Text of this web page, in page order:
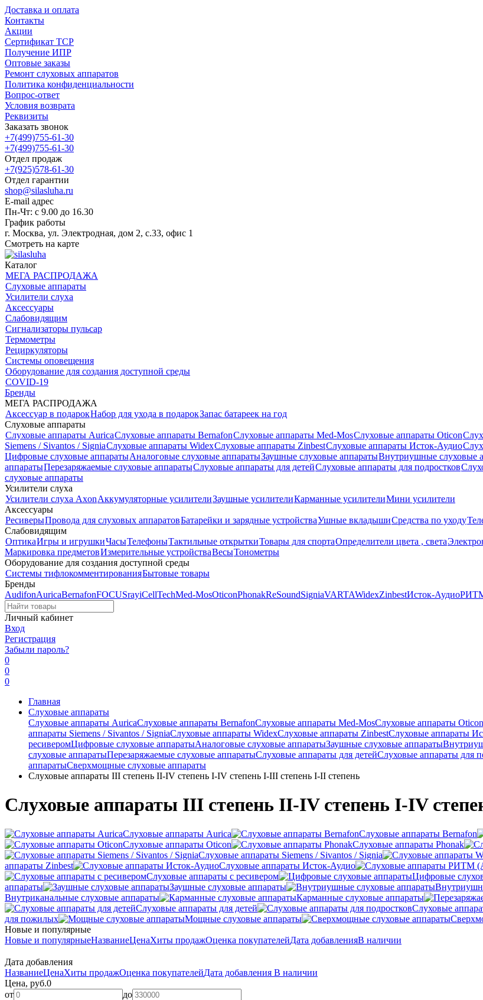
Доставка и оплата
Контакты
Акции
Сертификат ТСР
Получение ИПР
Оптовые заказы
Ремонт слуховых аппаратов
Политика конфиденциальности
Вопрос-ответ
Условия возврата
Реквизиты
Заказать звонок
+7(499)755-61-30
+7(499)755-61-30
Отдел продаж
+7(925)578-61-30
Отдел гарантии
shop@silasluha.ru
E-mail адрес
Пн-Чт: с 9.00 до 16.30
График работы
г. Москва, ул. Электродная, дом 2, с.33, офис 1
Смотреть на карте
Каталог
МЕГА РАСПРОДАЖА
Слуховые аппараты
Усилители слуха
Аксессуары
Слабовидящим
Сигнализаторы пульсар
Термометры
Рециркуляторы
Cистемы оповещения
Оборудование для создания доступной среды
COVID-19
Бренды
МЕГА РАСПРОДАЖА
Аксессуар в подарокНабор для ухода в подарокЗапас батареек на год
Слуховые аппараты
Слуховые аппараты AuricaСлуховые аппараты BernafonСлуховые аппараты Med-MosСлуховые аппараты Oticon
Siemens / Sivantos / SigniaСлуховые аппараты WidexСлуховые аппараты ZinbestСлуховые аппараты Исток-Аудио
Цифровые слуховые аппаратыАналоговые слуховые аппаратыЗаушные слуховые аппаратыВнутриушные слуховые
аппаратыПерезаряжаемые слуховые аппаратыСлуховые аппараты для детейСлуховые аппараты для подростков
слуховые аппараты
Усилители слуха
Усилители слуха AxonАккумуляторные усилителиЗаушные усилителиКарманные усилителиМини усилители
Аксессуары
РесиверыПровода для слуховых аппаратовБатарейки и зарядные устройстваУшные вкладышиСредства по уходу
Слабовидящим
ОптикаИгры и игрушкиЧасыТелефоныТактильные открыткиТовары для спортаОпределители цвета , света
Маркировка предметовИзмерительные устройстваВесыТонометры
Оборудование для создания доступной среды
Системы тифлокомментированияБытовые товары
Бренды
AudifonAuricaBernafonFOCUSrayiCellTechMed-MosOticonPhonakReSoundSigniaVARTAWidexZinbestИсток-Аудио
Личный кабинет
Вход
Регистрация
Забыли пароль?
0
0
0
Главная
Слуховые аппараты
Слуховые аппараты AuricaСлуховые аппараты BernafonСлуховые аппараты Med-MosСлуховые аппараты Oticon
аппараты Siemens / Sivantos / SigniaСлуховые аппараты WidexСлуховые аппараты ZinbestСлуховые аппараты
ресиверомЦифровые слуховые аппаратыАналоговые слуховые аппаратыЗаушные слуховые аппараты
слуховые аппаратыПерезаряжаемые слуховые аппаратыСлуховые аппараты для детейСлуховые аппараты для
аппаратыСверхмощные слуховые аппараты
Слуховые аппараты III степень II-IV степень I-IV степень I-III степень I-II степень
Слуховые аппараты III степень II-IV степень I-IV
Слуховые аппараты Aurica Слуховые аппараты Bernafon
Слуховые аппараты Oticon
Слуховые аппараты Phonak
Слуховые аппараты Siemens / Sivantos / Signia
аппараты Zinbest
Слуховые аппараты Исток-Аудио
Слуховые аппараты с ресивером
Цифровые
аппараты
Заушные слуховые аппараты
Внутриканальные слуховые аппараты
Карманные слуховые аппараты
Слуховые аппараты для детей
Слуховые
для пожилых
Мощные слуховые аппараты
Новые и популярные
Новые и популярныеНазваниеЦенаХиты продажОценка покупателейДата добавленияВ наличии
Дата добавления
НазваниеЦенаХиты продажОценка покупателейДата добавления В наличии
Цена, руб.0
от
до